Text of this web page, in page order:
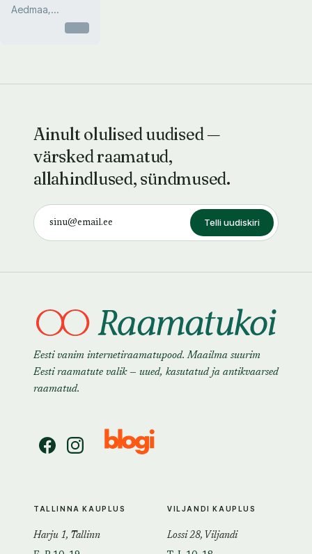
proizvodstvu
Aedmaa,
Lopman, Parrest
Ainult olulised uudised —
värsked raamatud,
allahindlused, sündmused.
Telli uudiskiri
Eesti vanim internetiraamatupood. Maailma suurim
Eesti raamatute valik — uued, kasutatud ja antikvaarsed
raamatud.
TALLINNA KAUPLUS
Harju 1, Tallinn
VILJANDI KAUPLUS
Lossi 28, Viljandi